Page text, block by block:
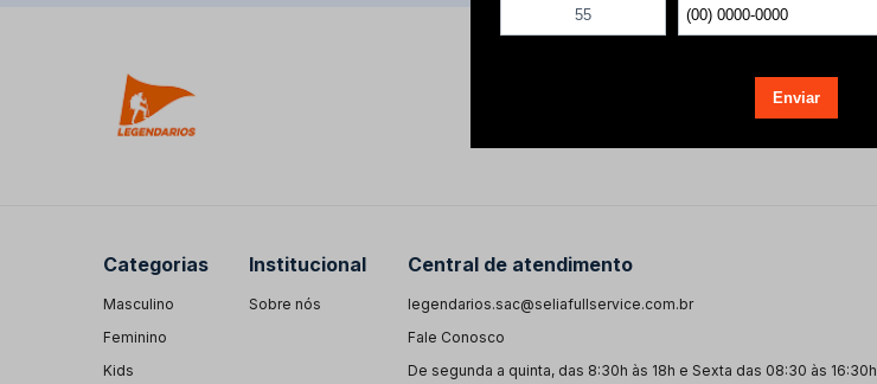
Categorias
Masculino
Feminino
Kids
Institucional
Sobre nós
Central de atendimento
legendarios.sac@seliafullservice.com.br
Fale Conosco
De segunda a quinta, das 8:30h às 18h e Sexta das 08:30 às 16:30h